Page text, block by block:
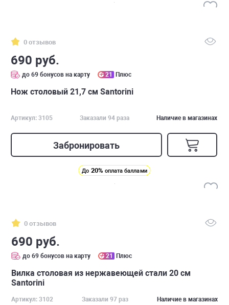
0 отзывов
690 руб.
до 69 бонусов на карту 21 Плюс
Нож столовый 21,7 см Santorini
Артикул: 3105 Заказали 94 раза Наличие в магазинах
Забронировать
До 20% оплата баллами
0 отзывов
690 руб.
до 69 бонусов на карту 21 Плюс
Вилка столовая из нержавеющей стали 20 см
Santorini
Артикул: 3102 Заказали 97 раз Наличие в магазинах